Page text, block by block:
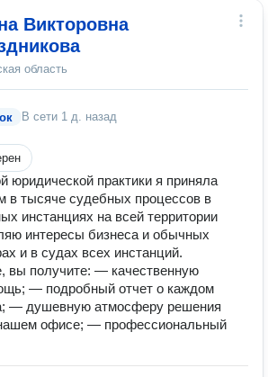
Викторовна
область
В сети 1 д. назад
юридической практики я приняла
в тысяче судебных процессов в
инстанциях на всей территории
интересы бизнеса и обычных
и в судах всех инстанций.
вы получите: — качественную
— подробный отчет о каждом
— душевную атмосферу решения
офисе; — профессиональный